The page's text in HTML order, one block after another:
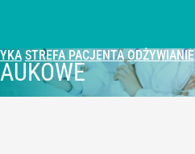
STREFA PACJENTA ODŻYWIANIE